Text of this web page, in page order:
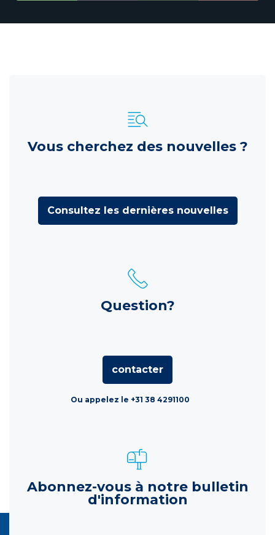
Vous cherchez des nouvelles ?
Consultez les dernières nouvelles
Question?
contacter
Ou appelez le +31 38 4291100
Abonnez-vous à notre bulletin
d'information